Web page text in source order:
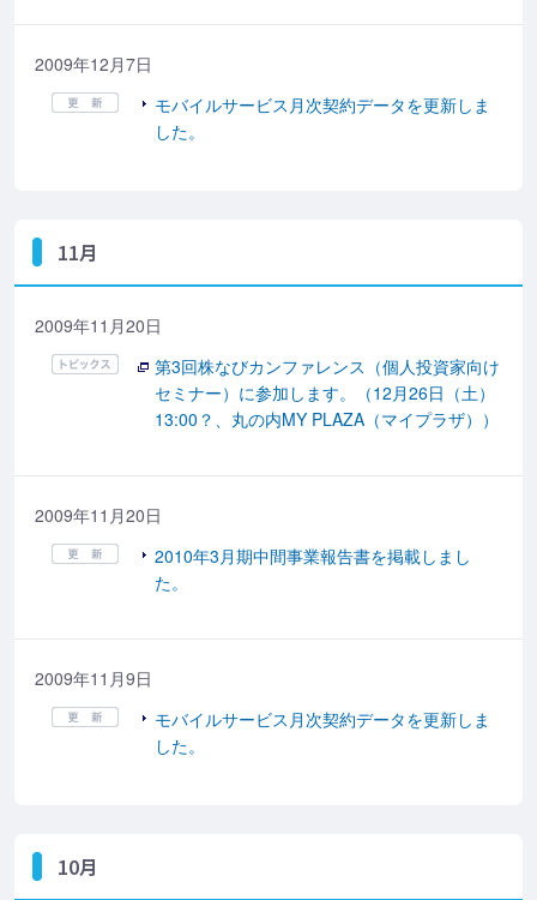
2009年12月7日
モバイルサービス月次契約データを更新しま
した。
11月
2009年11月20日
第3回株なびカンファレンス（個人投資家向け
セミナー）に参加します。（12月26日（土）
13:00？、丸の内MY PLAZA（マイプラザ））
2009年11月20日
2010年3月期中間事業報告書を掲載しまし
た。
2009年11月9日
モバイルサービス月次契約データを更新しま
した。
10月